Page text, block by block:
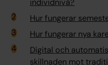
individnivå?
Hur fungerar
Hur fungerar nya
Digital och
skillnaden mot